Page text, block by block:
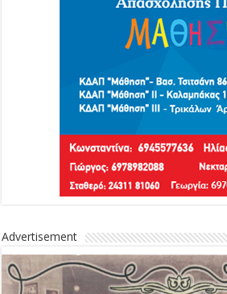
Advertisement